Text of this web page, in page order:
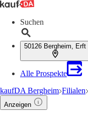
Suchen
50126 Bergheim, Erft
Alle Prospekte
kaufDA Bergheim Filialen
Anzeigen